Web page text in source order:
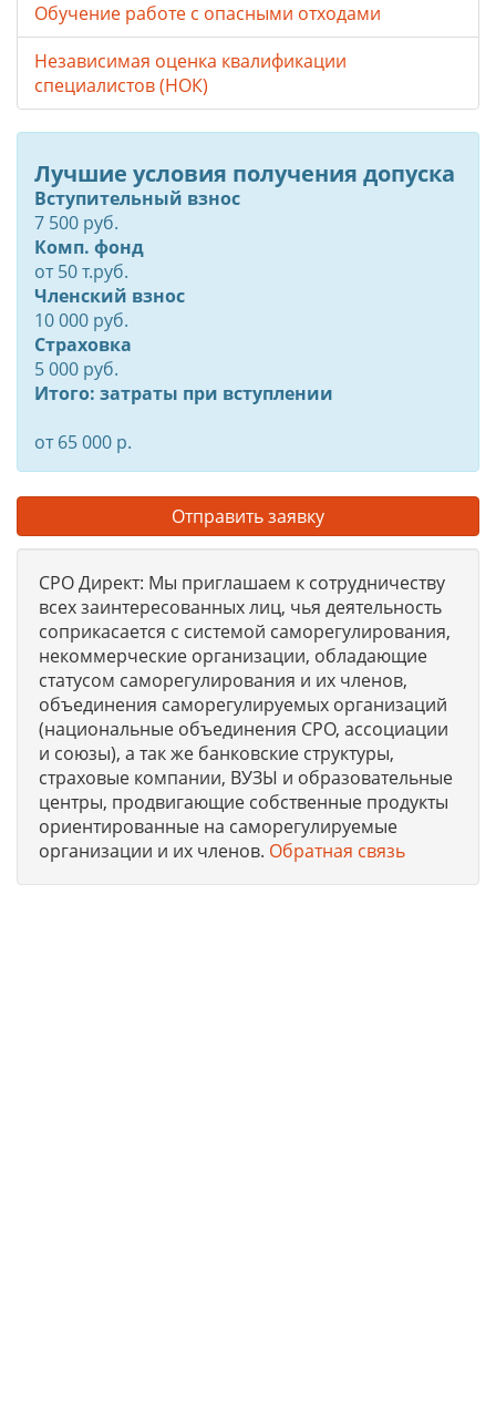
Обучение работе с опасными отходами
Независимая оценка квалификации
специалистов (НОК)
Лучшие условия получения допуска
Вступительный взнос
7 500 руб.
Комп. фонд
от50т.руб.
Членский взнос
10 000 руб.
Страховка
5 000 руб.
Итого: затраты при вступлении
от 65 000 р.
Отправить заявку
СРО Директ: Мы приглашаем к сотрудничеству
всех заинтересованных лиц, чья деятельность
соприкасается с системой саморегулирования,
некоммерческие организации, обладающие
статусом саморегулирования и их членов,
объединения саморегулируемых организаций
(национальные объединения СРО, ассоциации
и союзы), а так же банковские структуры,
страховые компании, ВУЗЫ и образовательные
центры, продвигающие собственные продукты
ориентированные на саморегулируемые
организации и их членов. Обратная связь